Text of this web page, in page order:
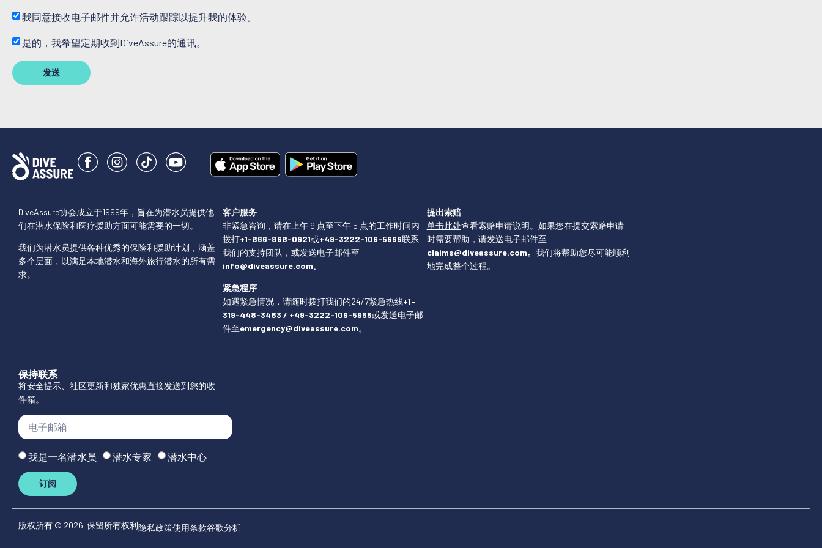
我同意接收电子邮件并允许活动跟踪以提升我的体验。
是的，我希望定期收到DiveAssure的通讯。
发送
DiveAssure协会成立于1999年，旨在为潜水员提供他
们在潜水保险和医疗援助方面可能需要的一切。
我们为潜水员提供各种优秀的保险和援助计划，涵盖
多个层面，以满足本地潜水和海外旅行潜水的所有需
求。
客户服务
非紧急咨询，请在上午 9 点至下午 5 点的工作时间内
拨打+1-866-898-0921或+49-3222-109-5966联系
我们的支持团队，或发送电子邮件至
info@diveassure.com。
紧急程序
如遇紧急情况，请随时拨打我们的24/7紧急热线+1-
319-448-3483 / +49-3222-109-5966或发送电子邮
件至emergency@diveassure.com。
提出索赔
单击此处查看索赔申请说明。如果您在提交索赔申请
时需要帮助，请发送电子邮件至
claims@diveassure.com。 我们将帮助您尽可能顺利
地完成整个过程。
保持联系
将安全提示、社区更新和独家优惠直接发送到您的收
件箱。
我是一名潜水员 潜水专家 潜水中心
订阅
版权所有 © 2026. 保留所有权利隐私政策使用条款谷歌分析